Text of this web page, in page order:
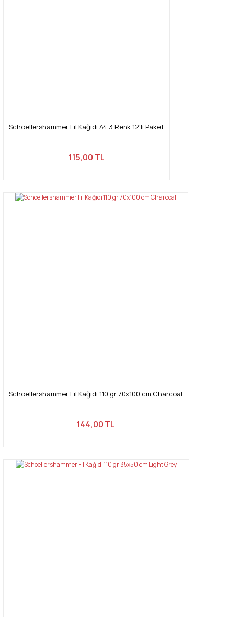
Schoellershammer Fil Kağıdı A4 3 Renk 12'li Paket
115,00 TL
Schoellershammer Fil Kağıdı 110 gr 70x100 cm Charcoal
144,00 TL